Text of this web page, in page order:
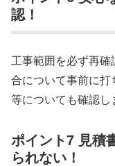
認！
工事範囲を必ず再
合について事前に打
等についても確認し
ポイント7 見積
られない！